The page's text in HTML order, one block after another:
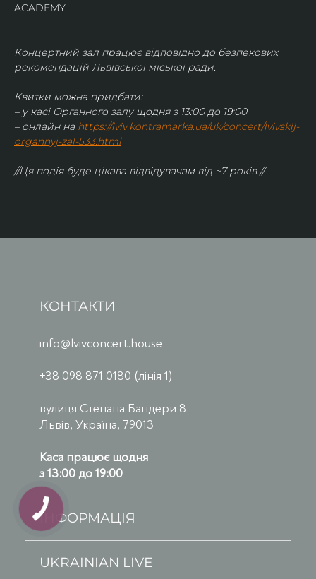
ACADEMY.
Концертний зал працює відповідно до безпекових
рекомендацій Львівської міської ради.
Квитки можна придбати:
– у касі Органного залу щодня з 13:00 до 19:00
– онлайн на https://lviv.kontramarka.ua/uk/concert/lvivskij-
organnyj-zal-533.html
//Ця подія буде цікава відвідувачам від ~7 років.//
КОНТАКТИ
info@lvivconcert.house
+38 098 871 0180 (лінія 1)
вулиця Степана Бандери 8,
Львів, Україна, 79013
Каса працює щодня
з 13:00 до 19:00
ІНФОРМАЦІЯ
UKRAINIAN LIVE